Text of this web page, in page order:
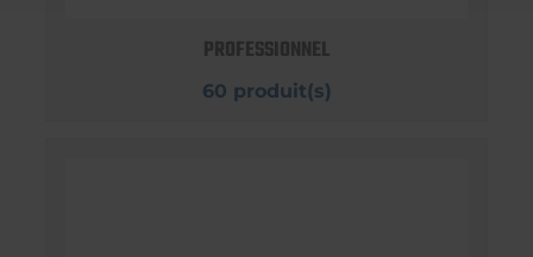
PROFESSIONNEL
60 produit(s)